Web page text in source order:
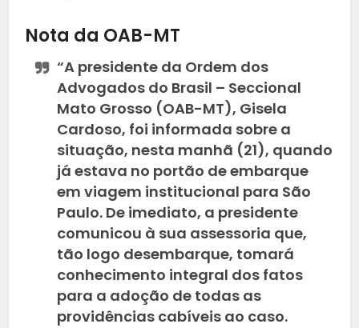
Nota da OAB-MT
“A presidente da Ordem dos
Advogados do Brasil – Seccional
Mato Grosso (OAB-MT), Gisela
Cardoso, foi informada sobre a
situação, nesta manhã (21), quando
já estava no portão de embarque
em viagem institucional para São
Paulo. De imediato, a presidente
comunicou à sua assessoria que,
tão logo desembarque, tomará
conhecimento integral dos fatos
para a adoção de todas as
providências cabíveis ao caso.